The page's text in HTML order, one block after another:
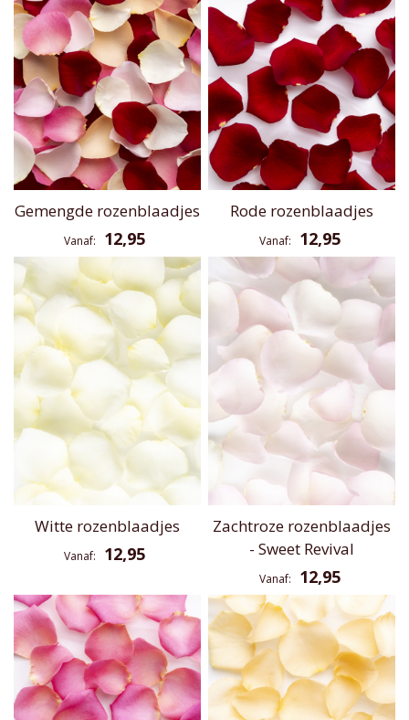
Gemengde rozenblaadjes
Vanaf 12,95
Rode rozenblaadjes
Vanaf 12,95
Witte rozenblaadjes
Vanaf 12,95
Zachtroze rozenblaadjes
- Sweet Revival
Vanaf 12,95